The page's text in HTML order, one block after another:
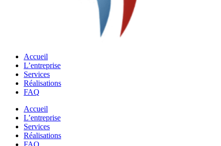
Accueil
L’entreprise
Services
Réalisations
FAQ
Accueil
L’entreprise
Services
Réalisations
FAQ